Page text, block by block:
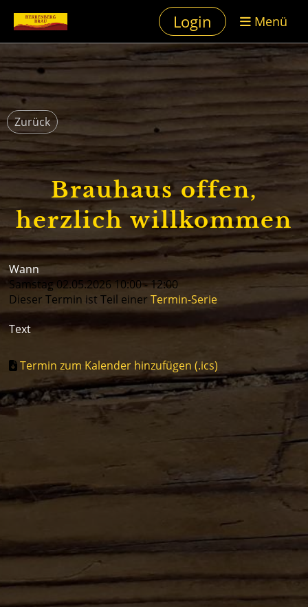
Login Menü
Zurück
Brauhaus offen,
herzlich willkommen
Wann
Samstag 02.05.2026 10:00 - 12:00
Dieser Termin ist Teil einer Termin-Serie
Text
Termin zum Kalender hinzufügen (.ics)